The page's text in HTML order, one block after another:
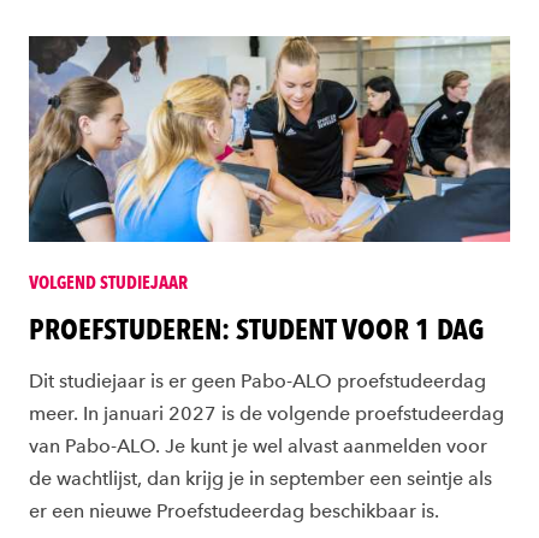
VOLGEND STUDIEJAAR
PROEFSTUDEREN: STUDENT VOOR 1 DAG
Dit studiejaar is er geen Pabo-ALO proefstudeerdag
meer. In januari 2027 is de volgende proefstudeerdag
van Pabo-ALO. Je kunt je wel alvast aanmelden voor
de wachtlijst, dan krijg je in september een seintje als
er een nieuwe Proefstudeerdag beschikbaar is.